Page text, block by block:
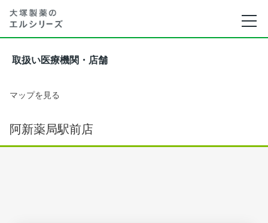
取扱い医療機関・店舗
マップを見る
阿新薬局駅前店